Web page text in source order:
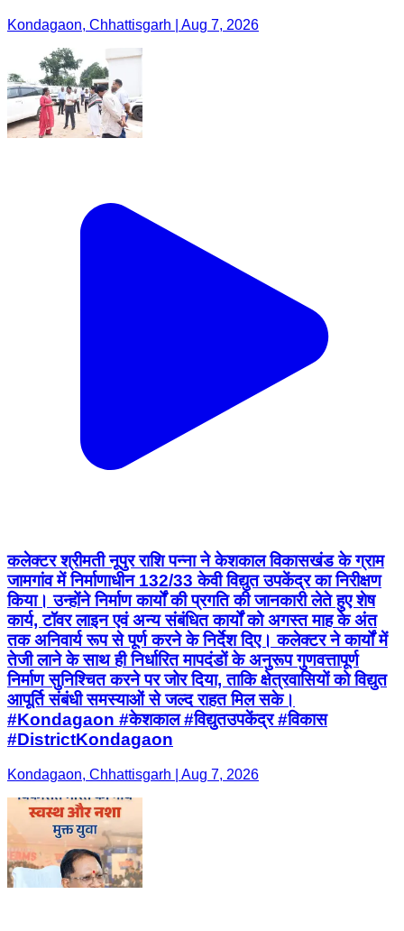
Kondagaon, Chhattisgarh | Aug 7, 2026
कलेक्टर श्रीमती नूपुर राशि पन्ना ने केशकाल विकासखंड के ग्राम
जामगांव में निर्माणाधीन 132/33 केवी विद्युत उपकेंद्र का निरीक्षण
किया। उन्होंने निर्माण कार्यों की प्रगति की जानकारी लेते हुए शेष
कार्य, टॉवर लाइन एवं अन्य संबंधित कार्यों को अगस्त माह के अंत
तक अनिवार्य रूप से पूर्ण करने के निर्देश दिए। कलेक्टर ने कार्यों में
तेजी लाने के साथ ही निर्धारित मापदंडों के अनुरूप गुणवत्तापूर्ण
निर्माण सुनिश्चित करने पर जोर दिया, ताकि क्षेत्रवासियों को विद्युत
आपूर्ति संबंधी समस्याओं से जल्द राहत मिल सके।
#Kondagaon #केशकाल #विद्युतउपकेंद्र #विकास
#DistrictKondagaon
Kondagaon, Chhattisgarh | Aug 7, 2026